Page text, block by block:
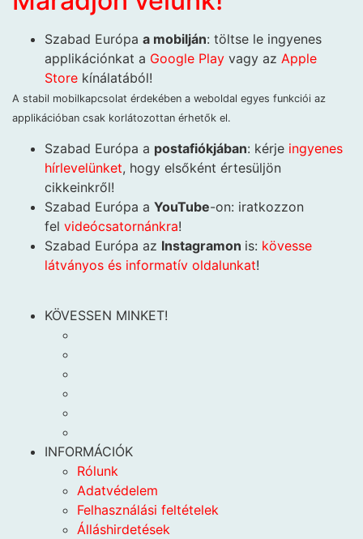
Szabad Európa a mobilján: töltse le ingyenes
applikációnkat a Google Play vagy az Apple
Store kínálatából!
A stabil mobilkapcsolat érdekében a weboldal egyes funkciói az
applikációban csak korlátozottan érhetők el.
Szabad Európa a postafiókjában: kérje ingyenes
hírlevelünket, hogy elsőként értesüljön
cikkeinkről!
Szabad Európa a YouTube-on: iratkozzon
fel videócsatornánkra!
Szabad Európa az Instagramon is: kövesse
látványos és informatív oldalunkat! ​
KÖVESSEN MINKET!
INFORMÁCIÓK
Rólunk
Adatvédelem
Felhasználási feltételek
Álláshirdetések